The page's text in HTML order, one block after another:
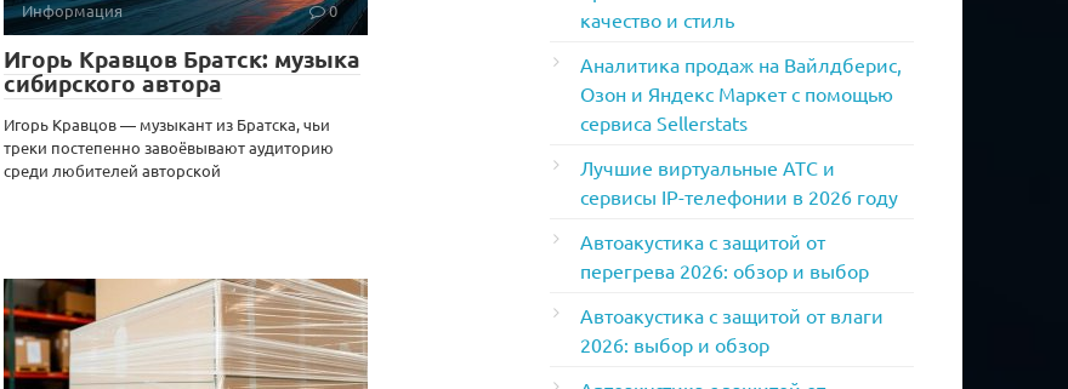
Информация 0
Игорь Кравцов Братск: музыка
сибирского автора
Игорь Кравцов — музыкант из Братска, чьи
треки постепенно завоёвывают аудиторию
среди любителей авторской
качество и стиль
Аналитика продаж на Вайлдберис,
Озон и Яндекс Маркет с помощью
сервиса Sellerstats
Лучшие виртуальные АТС и
сервисы IP-телефонии в 2026 году
Автоакустика с защитой от
перегрева 2026: обзор и выбор
Автоакустика с защитой от влаги
2026: выбор и обзор